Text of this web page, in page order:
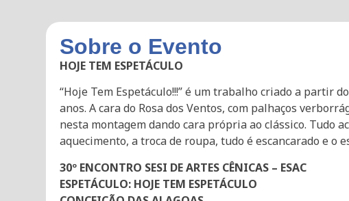
Sobre o Evento
HOJE TEM ESPETÁCULO
“Hoje Tem Espetáculo!!!” é um trabalho criado a partir
anos. A cara do Rosa dos Ventos, com palhaços
nesta montagem dando cara própria ao clássico. Tudo
aquecimento, a troca de roupa, tudo é escancarado e o
30º ENCONTRO SESI DE ARTES CÊNICAS – ESAC
ESPETÁCULO: HOJE TEM ESPETÁCULO